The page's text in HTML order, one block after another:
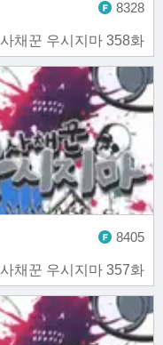
사채꾼 우시지마 358화
8328
사채꾼 우시지마 357화
8405